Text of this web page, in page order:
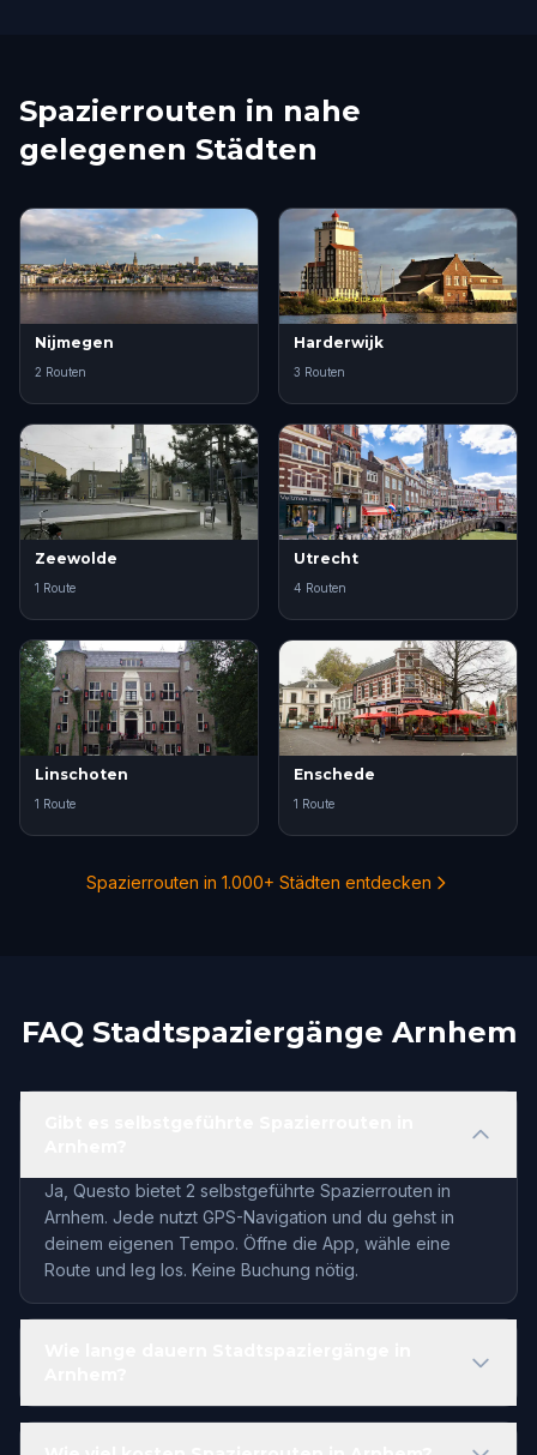
Spazierrouten in nahe
gelegenen Städten
Nijmegen
2 Routen
Harderwijk
3 Routen
Zeewolde
1 Route
Utrecht
4 Routen
Linschoten
1 Route
Enschede
1 Route
Spazierrouten in 1.000+ Städten entdecken
FAQ Stadtspaziergänge Arnhem
Ja, Questo bietet 2 selbstgeführte Spazierrouten in
Arnhem. Jede nutzt GPS-Navigation und du gehst in
deinem eigenen Tempo. Öffne die App, wähle eine
Route und leg los. Keine Buchung nötig.